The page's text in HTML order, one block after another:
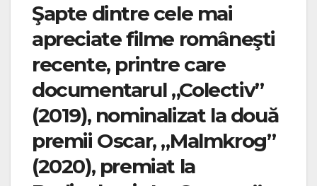
Şapte dintre cele mai
apreciate filme româneşti
recente, printre care
documentarul „Colectiv”
(2019), nominalizat la două
premii Oscar, „Malmkrog”
(2020), premiat la